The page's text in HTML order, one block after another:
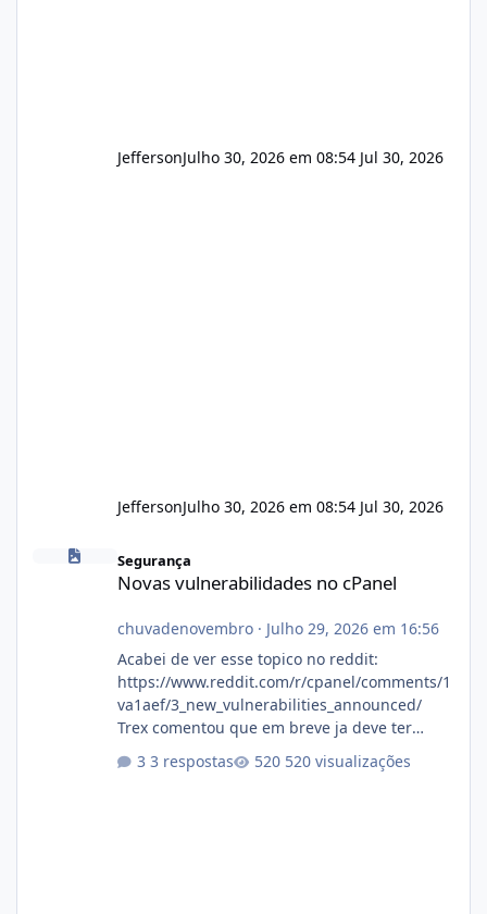
JeffersonJulho 30, 2026 em 08:54 Jul 30, 2026
JeffersonJulho 30, 2026 em 08:54 Jul 30, 2026
Novas vulnerabilidades no cPanel
Segurança
Novas vulnerabilidades no cPanel
chuvadenovembro· Julho 29, 2026 em 16:56
Acabei de ver esse topico no reddit:
https://www.reddit.com/r/cpanel/comments/1
va1aef/3_new_vulnerabilities_announced/
Trex comentou que em breve ja deve ter
3 respostas 520 visualizações